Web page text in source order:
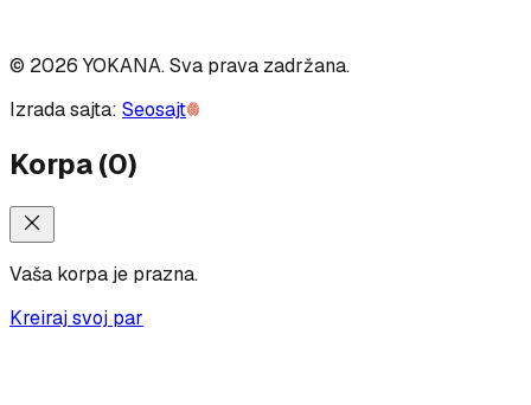
© 2026 YOKANA.Sva prava zadržana.
Izrada sajta: Seosajt
Korpa(0)
Vaša korpa je prazna.
Kreiraj svoj par